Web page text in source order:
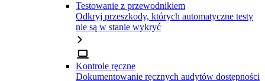
Testowanie z przewodnikiem
Odkryj przeszkody, których automatyczne testy
nie są w stanie wykryć
Kontrole ręczne
Dokumentowanie ręcznych audytów dostępności